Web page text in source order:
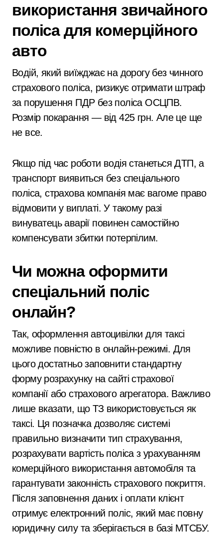
використання звичайного
поліса для комерційного
авто
Водій, який виїжджає на дорогу без чинного
страхового поліса, ризикує отримати штраф
за порушення ПДР без поліса ОСЦПВ.
Розмір покарання — від 425 грн. Але це ще
не все.
Якщо під час роботи водія станеться ДТП, а
транспорт виявиться без спеціального
поліса, страхова компанія має вагоме право
відмовити у виплаті. У такому разі
винуватець аварії повинен самостійно
компенсувати збитки потерпілим.
Чи можна оформити
спеціальний поліс
онлайн?
Так, оформлення автоцивілки для таксі
можливе повністю в онлайн-режимі. Для
цього достатньо заповнити стандартну
форму розрахунку на сайті страхової
компанії або страхового агрегатора. Важливо
лише вказати, що ТЗ використовується як
таксі. Ця позначка дозволяє системі
правильно визначити тип страхування,
розрахувати вартість поліса з урахуванням
комерційного використання автомобіля та
гарантувати законність страхового покриття.
Після заповнення даних і оплати клієнт
отримує електронний поліс, який має повну
юридичну силу та зберігається в базі МТСБУ.